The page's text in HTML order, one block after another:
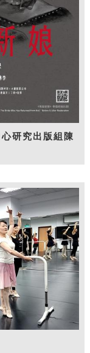
研究出版組陳